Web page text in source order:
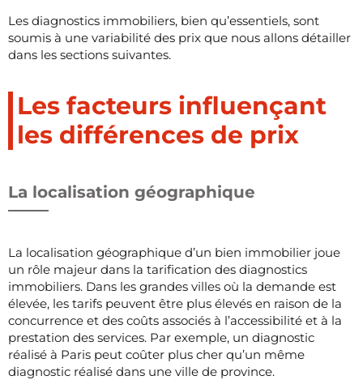
Les diagnostics immobiliers, bien qu’essentiels, sont
soumis à une variabilité des prix que nous allons détailler
dans les sections suivantes.
Les facteurs influençant
les différences de prix
La localisation géographique
La localisation géographique d’un bien immobilier joue
un rôle majeur dans la tarification des diagnostics
immobiliers. Dans les grandes villes où la demande est
élevée, les tarifs peuvent être plus élevés en raison de la
concurrence et des coûts associés à l’accessibilité et à la
prestation des services. Par exemple, un diagnostic
réalisé à Paris peut coûter plus cher qu’un même
diagnostic réalisé dans une ville de province.